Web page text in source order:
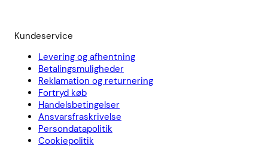
Kundeservice
Levering og afhentning
Betalingsmuligheder
Reklamation og returnering
Fortryd køb
Handelsbetingelser
Ansvarsfraskrivelse
Persondatapolitik
Cookiepolitik